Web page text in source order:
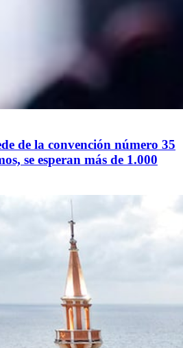
de la convención número 35
se esperan más de 1.000